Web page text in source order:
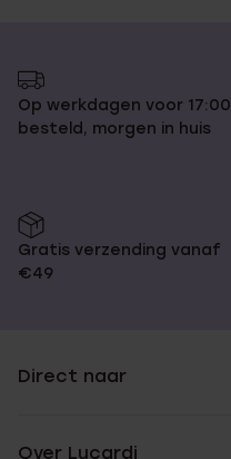
Op werkdagen voor 17:00
besteld, morgen in huis
Gratis verzending vanaf
€49
Direct naar
Over Lucardi